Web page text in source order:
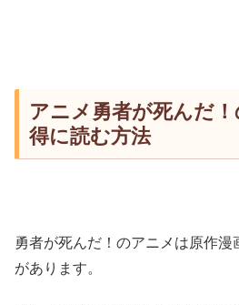
アニメ勇者が死んだ
得に読む方法
勇者が死んだ！のアニメは原作
があります。